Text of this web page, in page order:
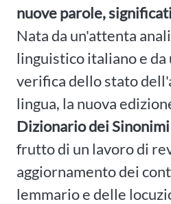
nuove parole,
Nata da un'attenta
linguistico italiano e da
verifica dello stato
lingua, la nuova
Dizionario dei
frutto di un lavoro di
aggiornamento dei
lemmario e delle